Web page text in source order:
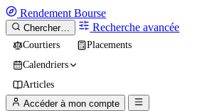
Rendement Bourse
Chercher… Recherche avancée
Courtiers
Placements
Calendriers
Articles
Accéder à mon compte